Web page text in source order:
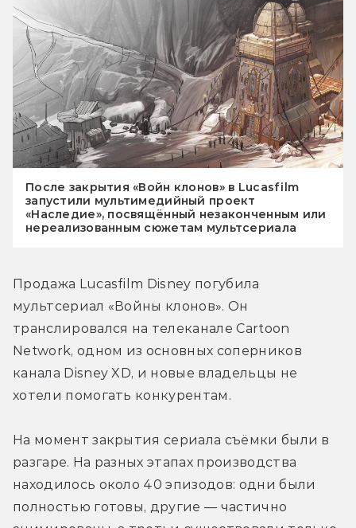
После закрытия «Войн клонов» в Lucasfilm
запустили мультимедийный проект
«Наследие», посвящённый незаконченным или
нереализованным сюжетам мультсериала
Продажа Lucasfilm Disney погубила
мультсериал «Войны клонов». Он
транслировался на телеканале Cartoon
Network, одном из основных соперников
канала Disney XD, и новые владельцы не
хотели помогать конкурентам.
На момент закрытия сериала съёмки были в
разгаре. На разных этапах производства
находилось около 40 эпизодов: одни были
полностью готовы, другие — частично